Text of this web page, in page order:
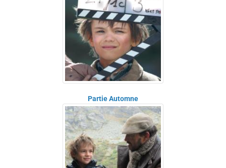
Partie Automne